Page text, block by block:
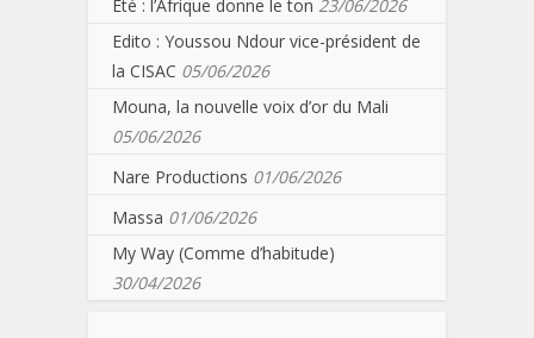
Eté : l’Afrique donne le ton 23/06/2026
Edito : Youssou Ndour vice-président de
la CISAC 05/06/2026
Mouna, la nouvelle voix d’or du Mali
05/06/2026
Nare Productions 01/06/2026
Massa 01/06/2026
My Way (Comme d’habitude)
30/04/2026